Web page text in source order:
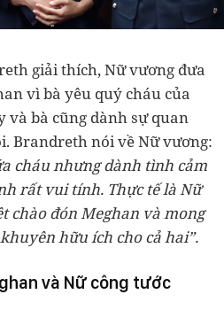
giải thích, Nữ vương đưa
vì bà yêu quý cháu của
bà cũng dành sự quan
Brandreth nói về Nữ vương:
cháu nhưng dành tình cảm
rất vui tính. Thực tế là Nữ
chào đón Meghan và mong
hữu ích cho cả hai”.
và Nữ công tước